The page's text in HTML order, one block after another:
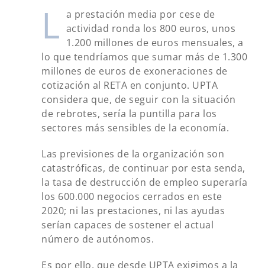
L a prestación media por cese de
actividad ronda los 800 euros, unos
1.200 millones de euros mensuales, a
lo que tendríamos que sumar más de 1.300
millones de euros de exoneraciones de
cotización al RETA en conjunto. UPTA
considera que, de seguir con la situación
de rebrotes, sería la puntilla para los
sectores más sensibles de la economía.
Las previsiones de la organización son
catastróficas, de continuar por esta senda,
la tasa de destrucción de empleo superaría
los 600.000 negocios cerrados en este
2020; ni las prestaciones, ni las ayudas
serían capaces de sostener el actual
número de autónomos.
Es por ello, que desde UPTA exigimos a la